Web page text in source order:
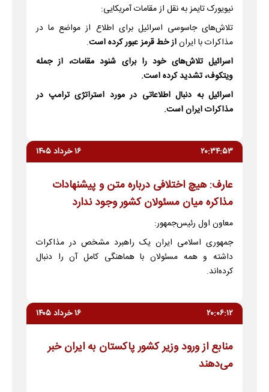
نیویورک تایمز به نقل از مقامات آمریکایی:
تلاش‌های جاسوسی اسرائیل برای اطلاع از مواضع ما در
مذاکرات با ایراناز خط قرمز عبور کرده است.
اسرائیل تلاش‌های خود را برای شنود مقامات، از جمله
ویتکوف، تشدید کرده است.
اسرائیل به دنبال اطلاعاتی در مورد استراتژی ترامپ در
مذاکرات ایران است.
۲۰:۳۴:۵۳ ۱۶ خرداد ۱۴۰۵
عارف: هیچ اختلافی درباره متن و پیشنهادات
مذاکره میان مسئولان کشور وجود ندارد
معاون اول رئیس‌جمهور:
جمهوری اسلامی ایران یک راهبرد مشخص در مذاکرات
داشته و همه مسئولان با هماهنگی کامل آن را دنبال
کرده‌اند.
۲۰:۰۶:۱۲ ۱۶ خرداد ۱۴۰۵
منابع از ورود وزیر کشور پاکستان به ایران خبر
می‌دهند